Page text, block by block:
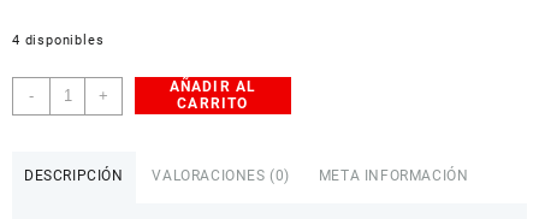
4 disponibles
-
Chasis
acrílico
+
AÑADIR AL
CARRITO
DESCRIPCIÓN VALORACIONES (0) META INFORMACIÓN